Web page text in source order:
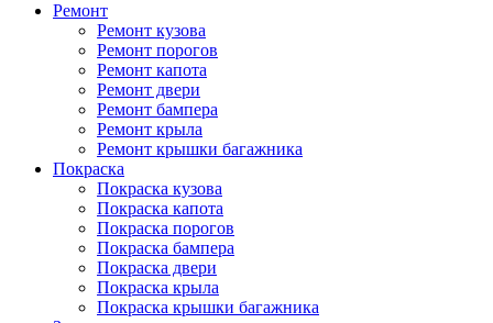
Ремонт
Ремонт кузова
Ремонт порогов
Ремонт капота
Ремонт двери
Ремонт бампера
Ремонт крыла
Ремонт крышки багажника
Покраска
Покраска кузова
Покраска капота
Покраска порогов
Покраска бампера
Покраска двери
Покраска крыла
Покраска крышки багажника